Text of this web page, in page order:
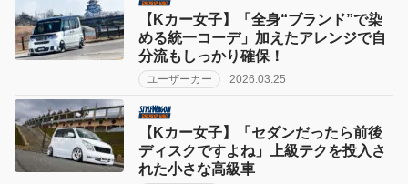
【Kカー女子】「全身“ブランド”で染
める統一コーデ」加えたアレンジで自
分流もしっかり確保！
ユーザーカー 2026.03.25
【Kカー女子】「セダンだったら前後
ディスクですよね」上級テクを投入さ
れた小さな高級車